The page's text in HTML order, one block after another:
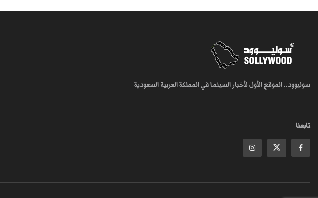
سوليوود.. الموقع الأول لأخبار السينما في المملكة العربية السعودية
تابعنا